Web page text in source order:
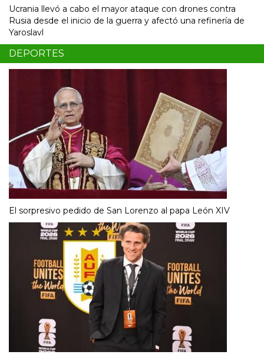
Ucrania llevó a cabo el mayor ataque con drones contra
Rusia desde el inicio de la guerra y afectó una refinería de
Yaroslavl
DEPORTES
El sorpresivo pedido de San Lorenzo al papa León XIV